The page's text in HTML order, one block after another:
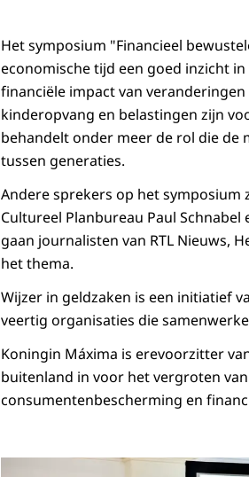
Het symposium "Financieel
economische tijd een goed inzicht
financiële impact van
kinderopvang en belastingen zijn
behandelt onder meer de rol die de
tussen generaties.
Andere sprekers op het
Cultureel Planbureau Paul
gaan journalisten van RTL Nieuws,
het thema.
Wijzer in geldzaken is een initiatief
veertig organisaties die
Koningin Máxima is erevoorzitter
buitenland in voor het vergroten
consumentenbescherming en